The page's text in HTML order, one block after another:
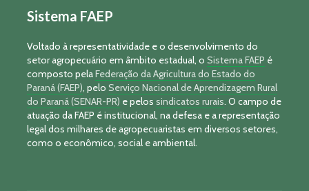
Sistema FAEP
Voltado à representatividade e o desenvolvimento do
setor agropecuário em âmbito estadual, o Sistema FAEP é
composto pelaFederação da Agricultura do Estado do
Paraná (FAEP), pelo Serviço Nacional de Aprendizagem Rural
do Paraná (SENAR-PR) e pelos sindicatos rurais. O campo de
atuação da FAEP é institucional, na defesa e a representação
legal dos milhares de agropecuaristas em diversos setores,
como o econômico, social e ambiental.